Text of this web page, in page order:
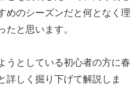
めのシーズンだと何となく理
たと思います。
うとしている初心者の方に春
詳しく掘り下げて解説しま